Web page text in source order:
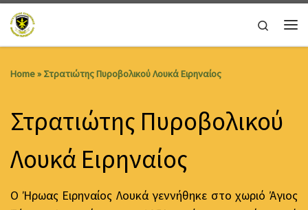
Skip to content
Search
Home» Στρατιώτης Πυροβολικού Λουκά Ειρηναίος
Στρατιώτης Πυροβολικού
Λουκά Ειρηναίος
Ο Ήρωας Ειρηναίος Λουκά γεννήθηκε στο χωριό Άγιος